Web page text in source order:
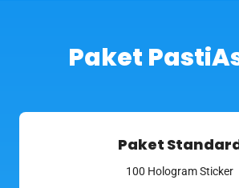
Paket
Paket
100 Hologram Sticker